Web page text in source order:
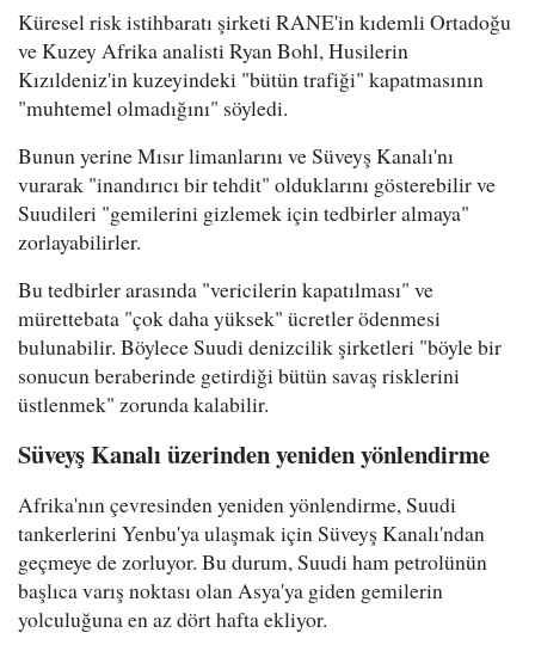
Küresel risk istihbaratı şirketi RANE'in kıdemli Ortadoğu
ve Kuzey Afrika analisti Ryan Bohl, Husilerin
Kızıldeniz'in kuzeyindeki "bütün trafiği" kapatmasının
"muhtemel olmadığını" söyledi.
Bunun yerine Mısır limanlarını ve Süveyş Kanalı'nı
vurarak "inandırıcı bir tehdit" olduklarını gösterebilir ve
Suudileri "gemilerini gizlemek için tedbirler almaya"
zorlayabilirler.
Bu tedbirler arasında "vericilerin kapatılması" ve
mürettebata "çok daha yüksek" ücretler ödenmesi
bulunabilir. Böylece Suudi denizcilik şirketleri "böyle bir
sonucun beraberinde getirdiği bütün savaş risklerini
üstlenmek" zorunda kalabilir.
Süveyş Kanalı üzerinden yeniden yönlendirme
Afrika'nın çevresinden yeniden yönlendirme, Suudi
tankerlerini Yenbu'ya ulaşmak için Süveyş Kanalı'ndan
geçmeye de zorluyor. Bu durum, Suudi ham petrolünün
başlıca varış noktası olan Asya'ya giden gemilerin
yolculuğuna en az dört hafta ekliyor.